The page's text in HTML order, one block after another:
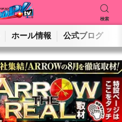
検索
検索
ホール情報 公式ブログ